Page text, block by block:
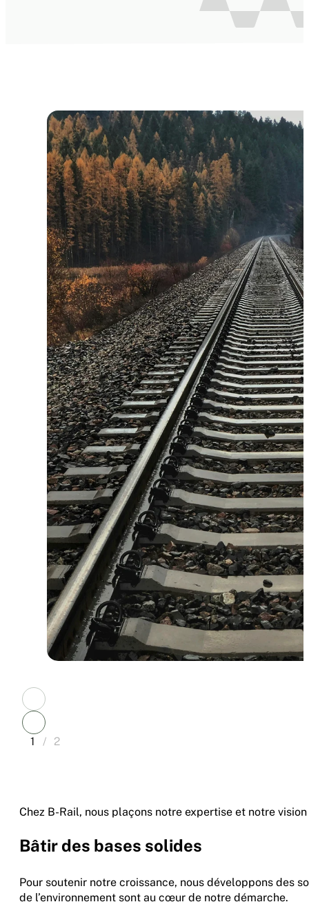
1 / 2
Chez B-Rail, nous plaçons notre expertise et notre
Bâtir des bases solides
Pour soutenir notre croissance, nous développons des
de l’environnement sont au cœur de notre démarche.